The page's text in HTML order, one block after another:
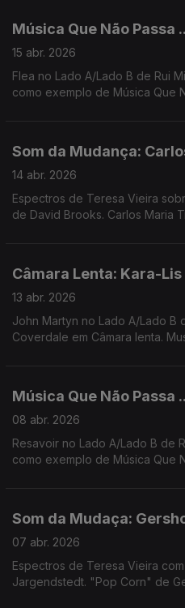
Música Que Não Passa
15 abr. 2026
Flea no Lado A/Lado B de Rui
como exemplo de Música Que
Som da Mudança:
14 abr. 2026
Espectros de Teresa Vieira
de David Brooks. Carlos Maria
Câmara Lenta: Kara-
13 abr. 2026
John Martyn no Lado A/Lado B
Coverdale em Câmara lenta.
Música Que Não Passa
08 abr. 2026
Resavoir no Lado A/Lado B de
como exemplo de Música Que
Som da Mudaça:
07 abr. 2026
Espectros de Teresa Vieira
Jargendstedt. "Pop Corn" de